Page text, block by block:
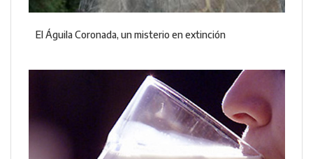
El Águila Coronada, un misterio en extinción